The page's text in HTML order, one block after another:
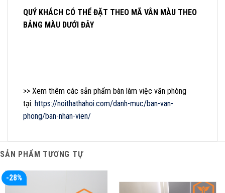
QUÝ KHÁCH CÓ THỂ ĐẶT THEO MÃ VÂN MÀU THEO
BẢNG MÀU DƯỚI ĐÂY
>> Xem thêm các sản phẩm bàn làm việc văn phòng
tại: https://noithathahoi.com/danh-muc/ban-van-
phong/ban-nhan-vien/
SẢN PHẨM TƯƠNG TỰ
-28%